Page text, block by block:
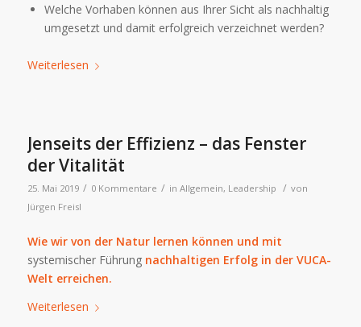
Welche Vorhaben können aus Ihrer Sicht als nachhaltig
umgesetzt und damit erfolgreich verzeichnet werden?
Weiterlesen
Jenseits der Effizienz – das Fenster
der Vitalität
25. Mai 2019 / 0 Kommentare / in Allgemein, Leadership / von
Jürgen Freisl
Wie wir von der Natur lernen können und mit
systemischer Führung nachhaltigen Erfolg in der VUCA-
Welt erreichen.
Weiterlesen